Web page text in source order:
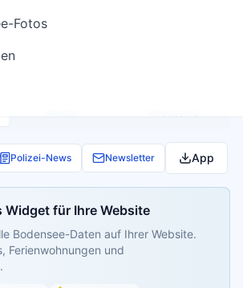
Fotos
Polizei-News Newsletter App
Widget für Ihre Website
Bodensee-Daten auf Ihrer Website.
Ferienwohnungen und